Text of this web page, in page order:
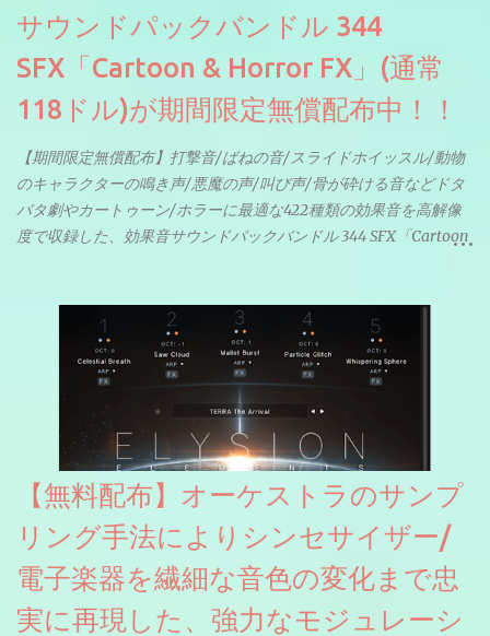
サウンドパックバンドル 344
SFX「Cartoon & Horror FX」(通常
118ドル)が期間限定無償配布中！！
【期間限定無償配布】打撃音/ばねの音/スライドホイッスル/動物
のキャラクターの鳴き声/悪魔の声/叫び声/骨が砕ける音などドタ
バタ劇やカートゥーン/ホラーに最適な422種類の効果音を高解像
度で収録した、効果音サウンドパックバンドル 344 SFX「Cartoon
【無料配布】オーケストラのサンプ
リング手法によりシンセサイザー/
電子楽器を繊細な音色の変化まで忠
実に再現した、強力なモジュレーシ